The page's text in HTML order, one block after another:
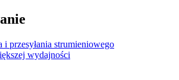
i przesyłania strumieniowego
wydajności